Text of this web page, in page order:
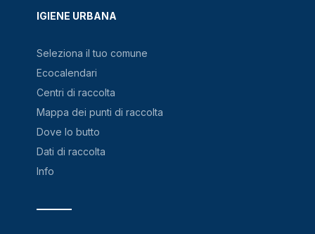
IGIENE URBANA
Seleziona il tuo comune
Ecocalendari
Centri di raccolta
Mappa dei punti di raccolta
Dove lo butto
Dati di raccolta
Info